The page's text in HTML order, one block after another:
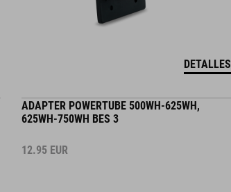
DETALLES
ADAPTER POWERTUBE 500WH-625WH,
625WH-750WH BES 3
12.95 EUR